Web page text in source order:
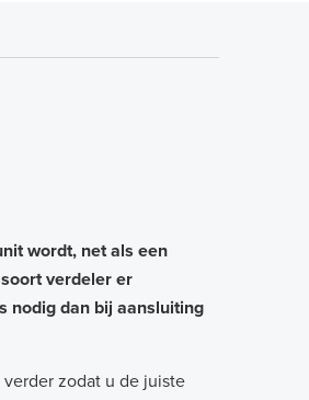
wordt, net als een
verdeler er
nodig dan bij aansluiting
zodat u de juiste